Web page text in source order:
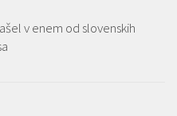
v enem od slovenskih